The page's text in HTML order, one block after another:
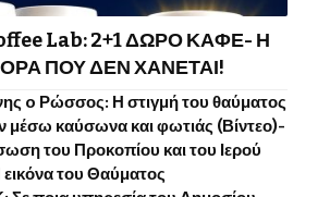
Lab: 2+1 ΔΩΡΟ ΚΑΦΕ- Η
ΠΟΥ ΔΕΝ ΧΑΝΕΤΑΙ!
o Ρώσσος: Η στιγμή του θαύματος
μέσω καύσωνα και φωτιάς (Βίντεο)-
του Προκοπίου και του Ιερού
του Θαύματος